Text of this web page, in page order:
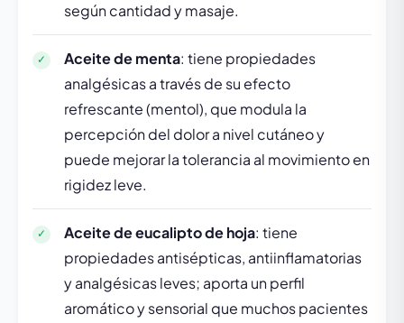
según cantidad y masaje.
Aceite de menta: tiene propiedades
analgésicas a través de su efecto
refrescante (mentol), que modula la
percepción del dolor a nivel cutáneo y
puede mejorar la tolerancia al movimiento en
rigidez leve.
Aceite de eucalipto de hoja: tiene
propiedades antisépticas, antiinflamatorias
y analgésicas leves; aporta un perfil
aromático y sensorial que muchos pacientes